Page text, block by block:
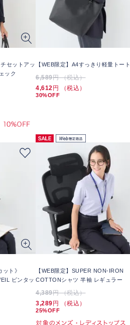
セットアッ
ック
【WEB限定】A4すっきり軽量トート
6,589円 （税込）
4,612 円 （税込）
30%OFF
ト》
ピンタッ
【WEB限定】SUPER NON-IRON
COTTONシャツ 半袖 レギュラー
4,389円 （税込）
3,289円 （税込）
25%OFF